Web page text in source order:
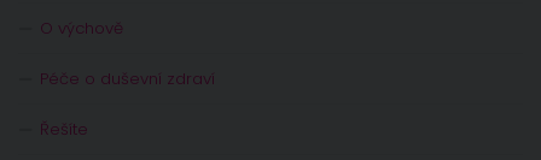
O výchově
Péče o duševní zdraví
Řešíte